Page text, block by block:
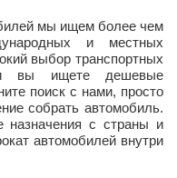
мы ищем более чем
и местных
выбор транспортных
вы ищете дешевые
поиск с нами, просто
собрать автомобиль.
назначения с страны и
автомобилей внутри